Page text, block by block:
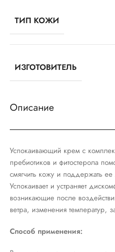
ТИП КОЖИ
ИЗГОТОВИТЕЛЬ
Описание
Успокаивающий крем с
пребиотиков и фитостерола
смягчить кожу и поддержать
Успокаивает и устраняет
возникающие после
ветра, изменения температур,
Способ применения: